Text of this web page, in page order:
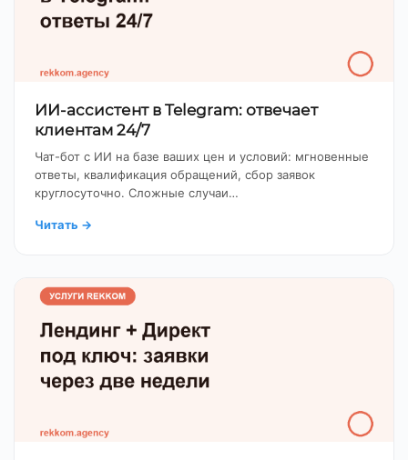
ИИ-ассистент в Telegram: отвечает
клиентам 24/7
Чат-бот с ИИ на базе ваших цен и условий: мгновенные
ответы, квалификация обращений, сбор заявок
круглосуточно. Сложные случаи…
Читать →